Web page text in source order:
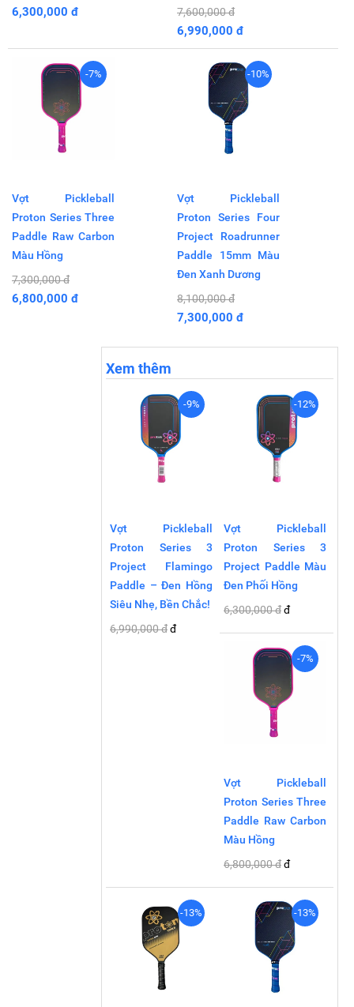
6,300,000 đ
7,600,000 đ
6,990,000 đ
-7%
Vợt Pickleball
Proton Series Three
Paddle Raw Carbon
Màu Hồng
7,300,000 đ
6,800,000 đ
-10%
Vợt Pickleball
Proton Series Four
Project Roadrunner
Paddle 15mm Màu
Đen Xanh Dương
8,100,000 đ
7,300,000 đ
Xem thêm
-9%
Vợt Pickleball
Proton Series 3
Project Flamingo
Paddle – Đen Hồng
Siêu Nhẹ, Bền Chắc!
6,990,000 đđ
-12%
Vợt Pickleball
Proton Series 3
Project Paddle Màu
Đen Phối Hồng
6,300,000 đđ
-7%
Vợt Pickleball
Proton Series Three
Paddle Raw Carbon
Màu Hồng
6,800,000 đđ
-13% -13%